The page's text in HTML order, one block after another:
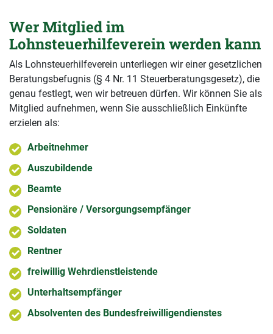
Wer Mitglied im
Lohnsteuerhilfeverein werden kann
Als Lohnsteuerhilfeverein unterliegen wir einer gesetzlichen
Beratungsbefugnis (§ 4 Nr. 11 Steuerberatungsgesetz), die
genau festlegt, wen wir betreuen dürfen. Wir können Sie als
Mitglied aufnehmen, wenn Sie ausschließlich Einkünfte
erzielen als:
Arbeitnehmer
Auszubildende
Beamte
Pensionäre / Versorgungsempfänger
Soldaten
Rentner
freiwillig Wehrdienstleistende
Unterhaltsempfänger
Absolventen des Bundesfreiwilligendienstes